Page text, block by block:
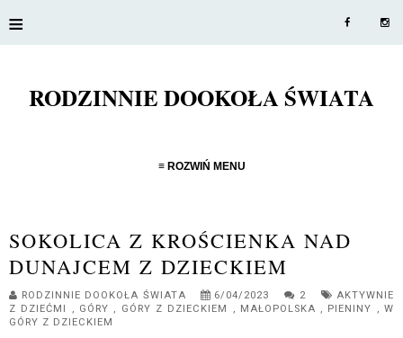
≡
RODZINNIE DOOKOŁA ŚWIATA
≡ ROZWIŃ MENU
SOKOLICA Z KROŚCIENKA NAD
DUNAJCEM Z DZIECKIEM
RODZINNIE DOOKOŁA ŚWIATA 6/04/2023 2
AKTYWNIE
Z DZIEĆMI
, GÓRY , GÓRY Z DZIECKIEM , MAŁOPOLSKA , PIENINY ,W
GÓRY Z DZIECKIEM